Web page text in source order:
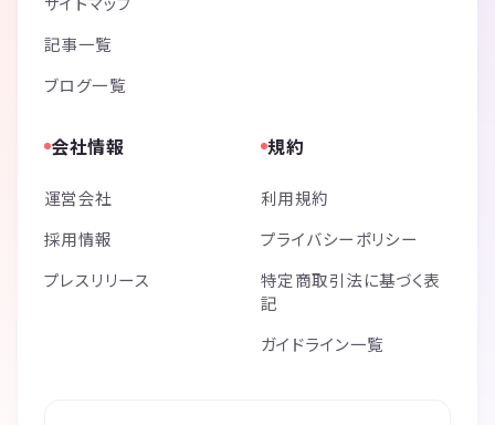
記事一覧
ブログ一覧
会社情報
運営会社
採用情報
プレスリリース
規約
利用規約
プライバシーポリシー
特定商取引法に基づく表
記
ガイドライン一覧